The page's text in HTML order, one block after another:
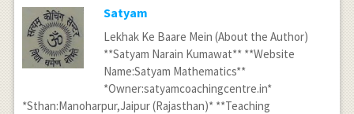
Satyam
Lekhak Ke Baare Mein (About the Author)
**Satyam Narain Kumawat** **Website
Name:Satyam Mathematics**
*Owner:satyamcoachingcentre.in*
*Sthan:Manoharpur,Jaipur (Rajasthan)* **Teaching